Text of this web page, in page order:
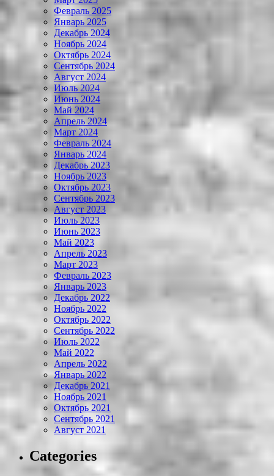
Февраль 2025
Январь 2025
Декабрь 2024
Ноябрь 2024
Октябрь 2024
Сентябрь 2024
Август 2024
Июль 2024
Июнь 2024
Май 2024
Апрель 2024
Март 2024
Февраль 2024
Январь 2024
Декабрь 2023
Ноябрь 2023
Октябрь 2023
Сентябрь 2023
Август 2023
Июль 2023
Июнь 2023
Май 2023
Апрель 2023
Март 2023
Февраль 2023
Январь 2023
Декабрь 2022
Ноябрь 2022
Октябрь 2022
Сентябрь 2022
Июль 2022
Май 2022
Апрель 2022
Январь 2022
Декабрь 2021
Ноябрь 2021
Октябрь 2021
Сентябрь 2021
Август 2021
Categories